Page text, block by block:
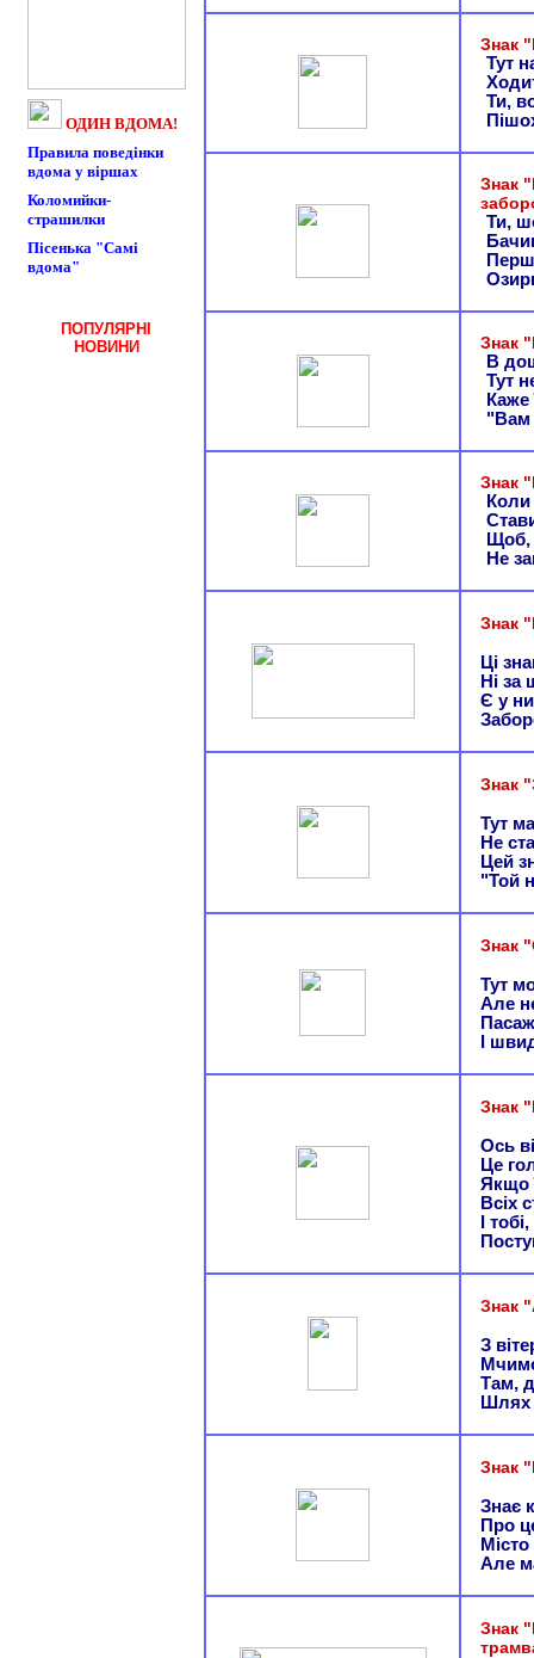
ОДИН ВДОМА!
Правила поведінки
вдома у віршах
Коломийки-
страшилки
Пісенька "Самі
вдома"
ПОПУЛЯРНІ
НОВИНИ
Знак
Тут
Ти,
Знак
Ти,
Знак
В
Тут
Каже
"Вам
Знак
Щоб,
Не
Знак
Ці
Ні за
Є у
Знак
Тут
Не
Цей
"Той
Знак
Тут
Але
І
Знак
Ось
Це
Якщо
Всіх
І
Знак
З
Там,
Шлях
Знак
Знає
Про
Але
Знак